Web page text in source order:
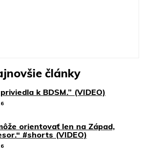
články
k BDSM.” (VIDEO)
orientovať len na Západ,
#shorts (VIDEO)